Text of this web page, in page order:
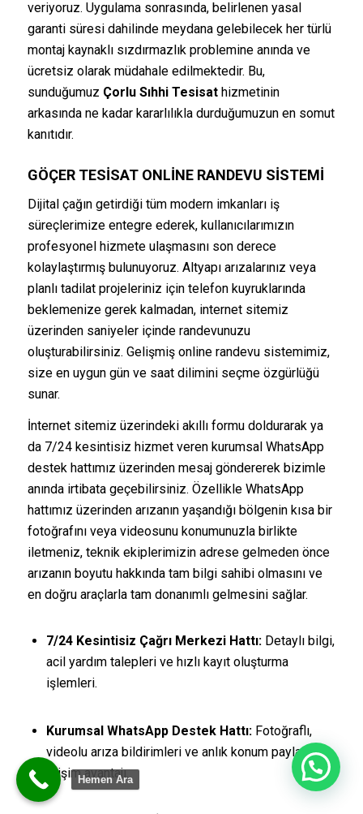
veriyoruz. Uygulama sonrasında, belirlenen yasal
garanti süresi dahilinde meydana gelebilecek her türlü
montaj kaynaklı sızdırmazlık problemine anında ve
ücretsiz olarak müdahale edilmektedir. Bu,
sunduğumuz Çorlu Sıhhi Tesisathizmetinin
arkasında ne kadar kararlılıkla durduğumuzun en somut
kanıtıdır.
GÖÇER TESISAT ONLINE RANDEVU SISTEMI
Dijital çağın getirdiği tüm modern imkanları iş
süreçlerimize entegre ederek, kullanıcılarımızın
profesyonel hizmete ulaşmasını son derece
kolaylaştırmış bulunuyoruz. Altyapı arızalarınız veya
planlı tadilat projeleriniz için telefon kuyruklarında
beklemenize gerek kalmadan, internet sitemiz
üzerinden saniyeler içinde randevunuzu
oluşturabilirsiniz. Gelişmiş online randevu sistemimiz,
size en uygun gün ve saat dilimini seçme özgürlüğü
sunar.
İnternet sitemiz üzerindeki akıllı formu doldurarak ya
da 7/24 kesintisiz hizmet veren kurumsal WhatsApp
destek hattımız üzerinden mesaj göndererek bizimle
anında irtibata geçebilirsiniz. Özellikle WhatsApp
hattımız üzerinden arızanın yaşandığı bölgenin kısa bir
fotoğrafını veya videosunu konumunuzla birlikte
iletmeniz, teknik ekiplerimizin adrese gelmeden önce
arızanın boyutu hakkında tam bilgi sahibi olmasını ve
en doğru araçlarla tam donanımlı gelmesini sağlar.
7/24 Kesintisiz Çağrı Merkezi Hattı:Detaylı bilgi,
acil yardım talepleri ve hızlı kayıt oluşturma
işlemleri.
Kurumsal WhatsApp Destek Hattı:Fotoğraflı,
videolu arıza bildirimleri ve anlık konum paylaşımlı
erişim avantajı.
Hemen Ara